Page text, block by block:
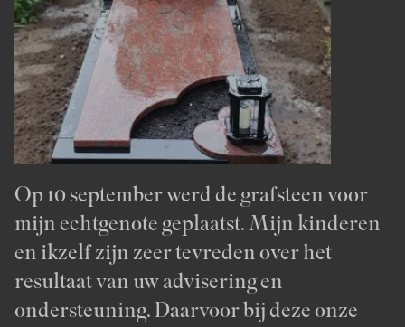
Op 10 september werd de grafsteen voor
mijn echtgenote geplaatst. Mijn kinderen
en ikzelf zijn zeer tevreden over het
resultaat van uw advisering en
ondersteuning. Daarvoor bij deze onze
Bijgaand de foto van de door u geplaatste
grafsteen in Ermelo. Wij vinden hem heel
mooi. Bedankt voor het vakwerk wat u
geleverd heeft.
Anoniem
U heeft er iets moois van gemaakt,
hartelijk dank.
Anoniem